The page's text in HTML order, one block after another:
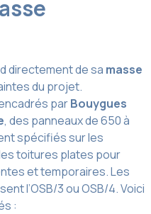
directement de sa masse
du projet.
parBouygues
, des panneaux de 650 à
spécifiés sur les
toitures plates pour
et temporaires. Les
l’OSB/3 ou OSB/4. Voici
: